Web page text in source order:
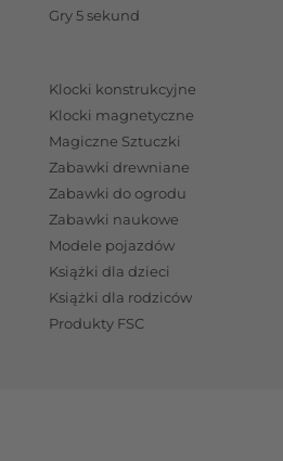
Gry 5 sekund
Klocki konstrukcyjne
Klocki magnetyczne
Magiczne Sztuczki
Zabawki drewniane
Zabawki do ogrodu
Zabawki naukowe
Modele pojazdów
Książki dla dzieci
Książki dla rodziców
Produkty FSC